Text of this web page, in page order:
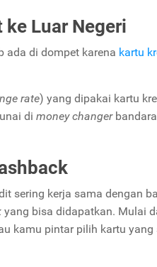
Luar Negeri
ada di dompet karena kartu
rate) yang dipakai kartu
di money changer
sering kerja sama dengan
yang bisa didapatkan. Mulai
kamu pintar pilih kartu